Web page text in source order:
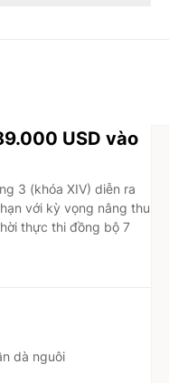
USD vào
3 (khóa XIV) diễn ra
với kỳ vọng nâng thu
thực thi đồng bộ 7
dà nguôi